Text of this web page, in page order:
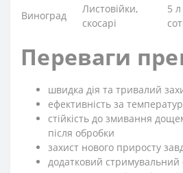
Виноград
Листовійки,
скосарі
5
Переваги
швидка дія та тривалий
ефективність за
стійкість до змивання
після обробки
захист нового приросту
додатковий стримувальний